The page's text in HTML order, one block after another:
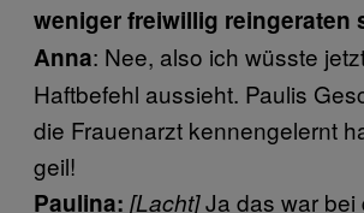
weniger freiwillig reingeraten
Anna: Nee, also ich wüsste
Haftbefehl aussieht. Paulis
die Frauenarzt kennengelernt
geil!
Paulina: [Lacht]Ja das war bei